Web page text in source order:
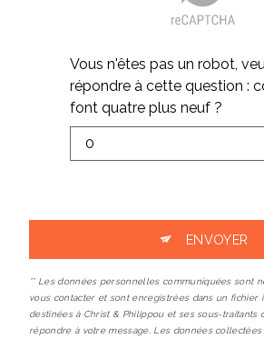
Vous n'êtes pas un robot,
répondre à cette question :
font quatre plus neuf ?
ENVOYER
** Les données personnelles communiquées sont
vous contacter et sont enregistrées dans un fichier
destinées à Christ & Philippou et ses sous-traitants
répondre à votre message. Les données